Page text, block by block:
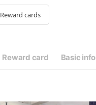
Reward cards
Reward card Basic info